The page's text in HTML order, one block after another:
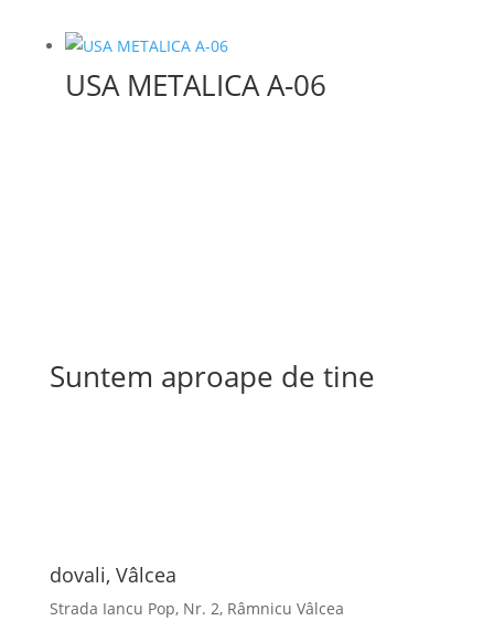
USA METALICA A-06
Suntem aproape de tine
dovali, Vâlcea
Strada Iancu Pop, Nr. 2, Râmnicu Vâlcea